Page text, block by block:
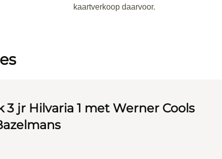
kaartverkoop daarvoor.
3 jr Hilvaria 1 met Werner Cools